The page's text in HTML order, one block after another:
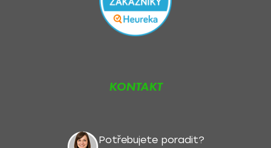
KONTAKT
Potřebujete poradit?